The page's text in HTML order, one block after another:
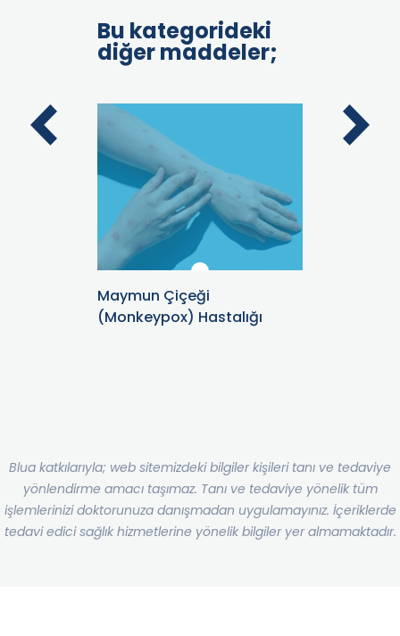
Bu kategorideki
diğer maddeler;
Maymun Çiçeği
(Monkeypox) Hastalığı
Blua katkılarıyla; web sitemizdeki bilgiler kişileri tanı ve tedaviye
yönlendirme amacı taşımaz. Tanı ve tedaviye yönelik tüm
işlemlerinizi doktorunuza danışmadan uygulamayınız. İçeriklerde
tedavi edici sağlık hizmetlerine yönelik bilgiler yer almamaktadır.